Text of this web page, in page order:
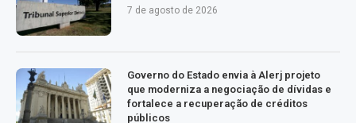
7 de agosto de 2026
Governo do Estado envia à Alerj projeto
que moderniza a negociação de dívidas e
fortalece a recuperação de créditos
públicos